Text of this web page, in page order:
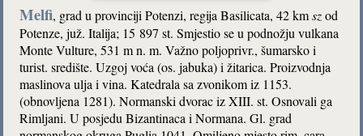
Melfi, grad u provinciji Potenzi, regija Basilicata, 42 kmszod
Potenze, juž. Italija; 15 897 st. Smjestio se u podnožju vulkana
Monte Vulture, 531 m n. m. Važno poljoprivr., šumarsko i
turist. središte. Uzgoj voća (os. jabuka) i žitarica. Proizvodnja
maslinova ulja i vina. Katedrala sa zvonikom iz 1153.
(obnovljena 1281). Normanski dvorac iz XIII. st. Osnovali ga
Rimljani. U posjedu Bizantinaca i Normana. Gl. grad